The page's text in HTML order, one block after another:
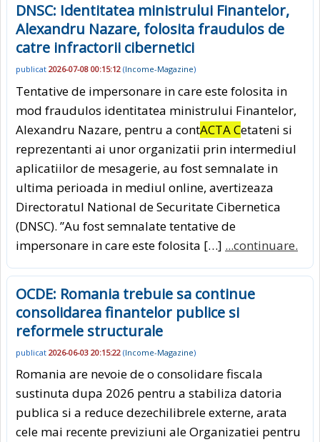
DNSC: Identitatea ministrului Finantelor,
Alexandru Nazare, folosita fraudulos de
catre infractorii cibernetici
publicat 2026-07-08 00:15:12 (Income-Magazine)
Tentative de impersonare in care este folosita in
mod fraudulos identitatea ministrului Finantelor,
Alexandru Nazare, pentru a contACTA Cetateni si
reprezentanti ai unor organizatii prin intermediul
aplicatiilor de mesagerie, au fost semnalate in
ultima perioada in mediul online, avertizeaza
Directoratul National de Securitate Cibernetica
(DNSC). ”Au fost semnalate tentative de
impersonare in care este folosita […] ...continuare.
OCDE: Romania trebuie sa continue
consolidarea finantelor publice si
reformele structurale
publicat 2026-06-03 20:15:22 (Income-Magazine)
Romania are nevoie de o consolidare fiscala
sustinuta dupa 2026 pentru a stabiliza datoria
publica si a reduce dezechilibrele externe, arata
cele mai recente previziuni ale Organizatiei pentru